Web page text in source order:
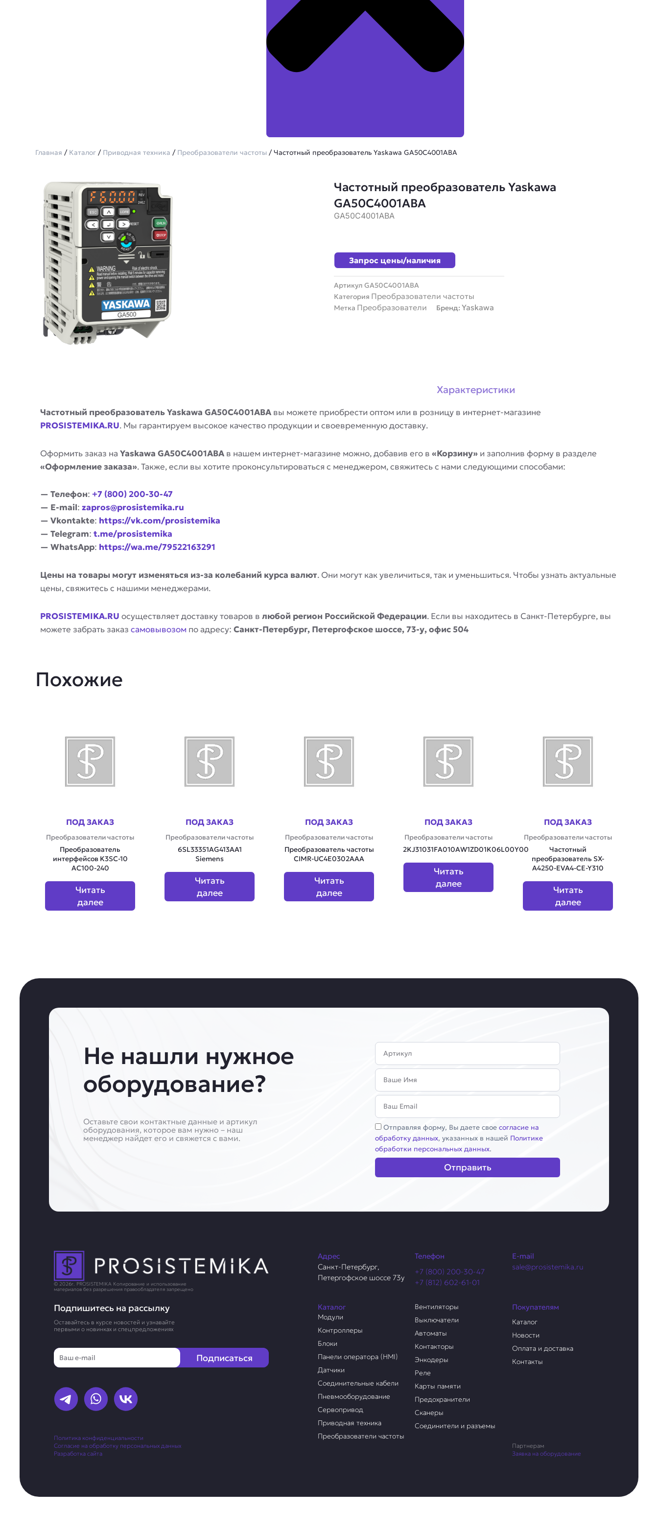
Главная / Каталог / Приводная техника / Преобразователи частоты / Частотный преобразователь Yaskawa GA50C4001ABA
Частотный преобразователь Yaskawa
GA50C4001ABA
GA50C4001ABA
Запрос цены/наличия
Артикул GA50C4001ABA
Категория Преобразователи частоты
Метка Преобразователи Бренд: Yaskawa
Характеристики
Частотный преобразователь Yaskawa GA50C4001ABA вы можете приобрести оптом или в розницу в интернет-магазине
PROSISTEMIKA.RU. Мы гарантируем высокое качество продукции и своевременную доставку.
Оформить заказ на Yaskawa GA50C4001ABA в нашем интернет-магазине можно, добавив его в «Корзину» и заполнив форму в разделе
«Оформление заказа». Также, если вы хотите проконсультироваться с менеджером, свяжитесь с нами следующими способами:
— Телефон: +7 (800) 200-30-47
— E-mail: zapros@prosistemika.ru
— Vkontakte: https://vk.com/prosistemika
— Telegram: t.me/prosistemika
— WhatsApp: https://wa.me/79522163291
Цены на товары могут изменяться из-за колебаний курса валют. Они могут как увеличиться, так и уменьшиться. Чтобы узнать актуальные
цены, свяжитесь с нашими менеджерами.
PROSISTEMIKA.RU осуществляет доставку товаров в любой регион Российской Федерации. Если вы находитесь в Санкт-Петербурге, вы
можете забрать заказ самовывозом по адресу: Санкт-Петербург, Петергофское шоссе, 73-у, офис 504
Похожие
ПОД ЗАКАЗ
Преобразователи частоты
Преобразователь
интерфейсов K3SC-10
AC100-240
Читать
далее
ПОД ЗАКАЗ
Преобразователи частоты
6SL33351AG413AA1
Siemens
Читать
далее
ПОД ЗАКАЗ
Преобразователи частоты
Преобразователь частоты
CIMR-UC4E0302AAA
Читать
далее
ПОД ЗАКАЗ
Преобразователи частоты
2KJ31031FA010AW1ZD01K06L00Y00
Читать
далее
ПОД ЗАКАЗ
Преобразователи частоты
Частотный
преобразователь SX-
A4250-EVA4-CE-Y310
Читать
далее
Не нашли нужное
оборудование?
Оставьте свои контактные данные и артикул
оборудования, которое вам нужно – наш
менеджер найдет его и свяжется с вами.
Артикул
Имя
Email
Соглашение
Отправляя форму, Вы даете своесогласие на
обработку данных, указанных в нашей Политике
обработки персональных данных.
Отправить
© 2026г. PROSISTEMIKA Копирование и использование
материалов без разрешения правообладателя запрещено
Адрес
Санкт-Петербург,
Петергофское шоссе 73у
Телефон
+7 (800) 200-30-47
+7 (812) 602-61-01
E-mail
sale@prosistemika.ru
Подпишитесь на рассылку
Оставайтесь в курсе новостей и узнавайте
первыми о новинках и спецпредложениях
Email
Подписаться
Политика конфиденциальности
Согласие на обработку персональных данных
Разработка сайта
Каталог
Модули
Контроллеры
Блоки
Панели оператора (HMI)
Датчики
Соединительные кабели
Пневмооборудование
Сервопривод
Приводная техника
Преобразователи частоты
Вентиляторы
Выключатели
Автоматы
Контакторы
Энкодеры
Реле
Карты памяти
Предохранители
Сканеры
Соединители и разъемы
Покупателям
Каталог
Новости
Оплата и доставка
Контакты
Партнерам
Заявка на оборудование